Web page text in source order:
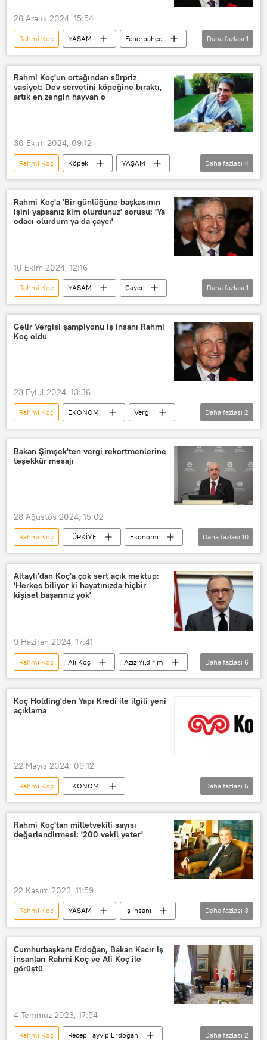
26 Aralık 2024, 15:54
Rahmi Koç YAŞAM
Fenerbahçe
Beşiktaş
Daha fazlası 1
Rahmi Koç'un ortağından sürpriz
vasiyet: Dev servetini köpeğine bıraktı,
artık en zengin hayvan o
30 Ekim 2024, 09:12
Rahmi Koç Köpek
YAŞAM
Tata Motors
Zengin
Miras
miras
Daha fazlası 4
Rahmi Koç'a 'Bir günlüğüne başkasının
işini yapsanız kim olurdunuz' sorusu: 'Ya
odacı olurdum ya da çaycı'
10 Ekim 2024, 12:16
Rahmi Koç YAŞAM
Çaycı
Koç Holding
Daha fazlası 1
Gelir Vergisi şampiyonu iş insanı Rahmi
Koç oldu
23 Eylül 2024, 13:36
Rahmi Koç EKONOMİ
Vergi
Vergi beyannamesi
Vergi beyanı
Daha fazlası 2
Bakan Şimşek'ten vergi rekortmenlerine
teşekkür mesajı
28 Ağustos 2024, 15:02
Rahmi Koç TÜRKİYE
Ekonomi
Vergi
Vergi borcu
Vergi Dairesi
Vergi kaçırma
Vergi beyanı
Bayraktar
Daha fazlası 10
Altaylı'dan Koç'a çok sert açık mektup:
'Herkes biliyor ki hayatınızda hiçbir
kişisel başarınız yok'
9 Haziran 2024, 17:41
Rahmi Koç Ali Koç
Aziz Yıldırım
koç
Koç Holding
Koç Üniversitesi
Gençlik ve Spor Bakanlığı
Daha fazlası 6
Koç Holding'den Yapı Kredi ile ilgili yeni
açıklama
22 Mayıs 2024, 09:12
Rahmi Koç
EKONOMİ
Koç Holding
Ali Koç
Yapı Kredi
Yapı Kredi Bankası
Banka
Yatırım
Daha fazlası 5
Rahmi Koç'tan milletvekili sayısı
değerlendirmesi: '200 vekil yeter'
22 Kasım 2023, 11:59
Rahmi Koç YAŞAM
iş insanı
Zengin
Milletvekili Türkiye
Daha fazlası 3
Cumhurbaşkanı Erdoğan, Bakan Kacır iş
insanları Rahmi Koç ve Ali Koç ile
görüştü
4 Temmuz 2023, 17:54
Rahmi Koç
Recep Tayyip Erdoğan
Daha fazlası 2